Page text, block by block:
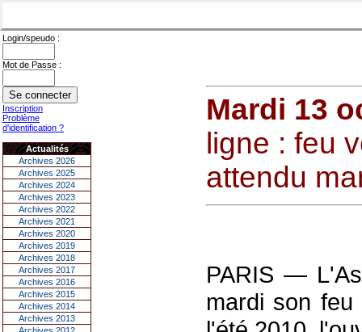
Login/speudo :
Mot de Passe :
Inscription
Problème
d'identification ?
Actualités
Archives 2026
Archives 2025
Archives 2024
Archives 2023
Archives 2022
Archives 2021
Archives 2020
Archives 2019
Archives 2018
Archives 2017
Archives 2016
Archives 2015
Archives 2014
Archives 2013
Mardi 13
ligne : feu
attendu
PARIS —
mardi son